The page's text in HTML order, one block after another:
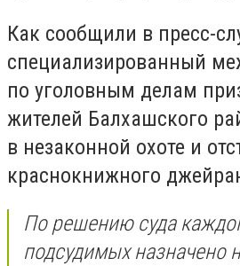
Как сообщили в пресс-
специализированный
по уголовным делам
жителей Балхашского
в незаконной охоте и
краснокнижного
По решению суда
подсудимых назначено